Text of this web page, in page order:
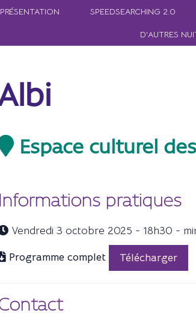
PRÉSENTATION SPEEDSEARCHING 2.0
D'AUTRES
Espace culturel
Informations pratiques
Vendredi 3 octobre 2025 - 18h30 -
Programme complet
Télécharger